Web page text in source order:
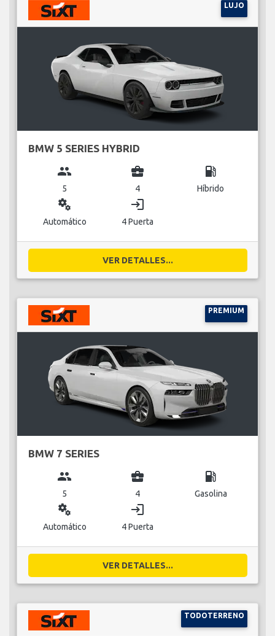
LUJO
BMW 5 SERIES HYBRID
group
5
business_center
4
local_gas_station
Híbrido
miscellaneous_services
Automático
login
4 Puerta
VER DETALLES...
PREMIUM
BMW 7 SERIES
group
5
business_center
4
local_gas_station
Gasolina
miscellaneous_services
Automático
login
4 Puerta
VER DETALLES...
TODOTERRENO